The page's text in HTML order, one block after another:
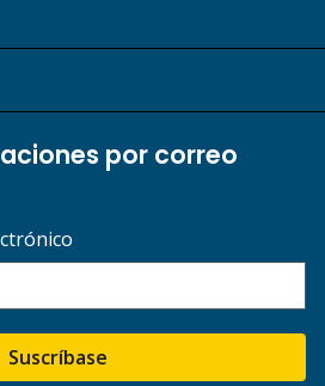
por correo
Suscríbase